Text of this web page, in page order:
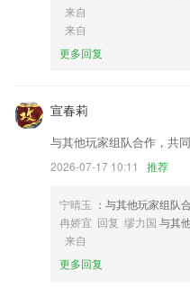
5,一键释放系统内存，彻底清理
6,可以随意选择视频音乐，随时更
1.发起私聊和多人群聊，拟定主
闭。
2.支持在手机上导入和查看详细
3.国内首款在线系统早教课程，
全原创，真正实现优质早教资源
4.各类不同的教育信息及时的知
5.出国日语字典、日语词典！日
来自
来自
更多回复
宣春莉
与其他玩家组队合作，共
2026-07-17 10:11 推荐
宁晴玉 ：与其他玩家组队
冉娇宜 回复 缪力国 与其
来自
更多回复